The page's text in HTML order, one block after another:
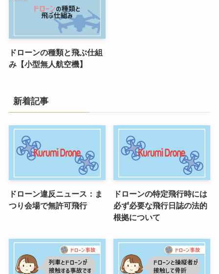
ドローンの種類と飛ぶ仕組
み【小型無人航空機】
新着記事
ドローン違反ニュース：ま
つり会場で無許可飛行
ドローンの特定飛行時には
必ず必要な飛行日誌の法的
根拠について